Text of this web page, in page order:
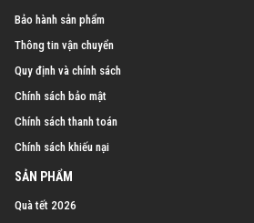
Bảo hành sản phẩm
Thông tin vận chuyển
Quy định và chính sách
Chính sách bảo mật
Chính sách thanh toán
Chính sách khiếu nại
SẢN PHẨM
Quà tết 2026